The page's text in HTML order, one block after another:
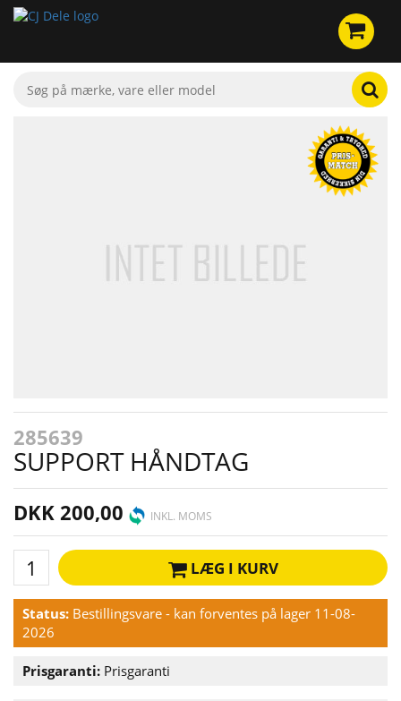
285639
SUPPORT HÅNDTAG
DKK 200,00 INKL. MOMS
LÆG I KURV
Status: Bestillingsvare - kan forventes på lager 11-08-
2026
Prisgaranti: Prisgaranti